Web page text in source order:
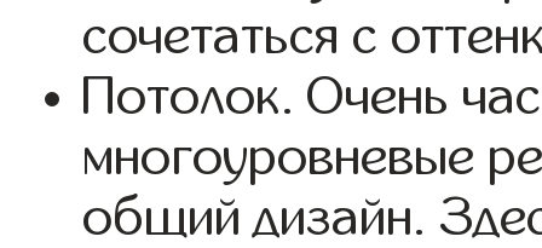
сочетаться с
Потолок. Очень
многоуровневые
общий дизайн.